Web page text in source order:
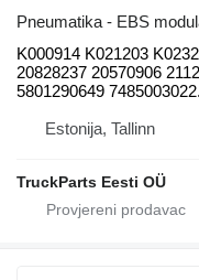
Pneumatika - EBS
K000914 K021203
20828237 20570906
5801290649
Estonija, Tallinn
TruckParts Eesti OÜ